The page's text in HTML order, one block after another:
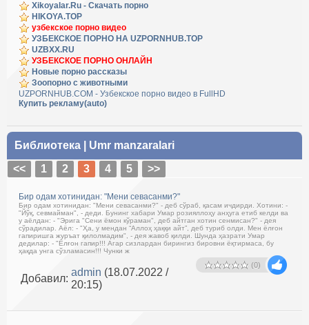
Xikoyalar.Ru - Скачать порно
HIKOYA.TOP
узбекское порно видео
УЗБЕКСКОЕ ПОРНО НА UZPORNHUB.TOP
UZBXX.RU
УЗБЕКСКОЕ ПОРНО ОНЛАЙН
Новые порно рассказы
Зоопорно с животными
UZPORNHUB.COM - Узбекское порно видео в FullHD
Купить рекламу(auto)
Библиотека
Umr manzaralari
<<
1 2 3 4 5 >>
Бир одам хотинидан: "Мени севасанми?"
Бир одам хотинидан: "Мени севасанми?" - деб сўраб, қасам ичдирди. Хотини: -
"Йўқ, севмайман", - деди. Бунинг хабари Умар розияллоҳу анҳуга етиб келди ва
у аёлдан: - "Эрига "Сени ёмон кўраман", деб айтган хотин сенмисан?" - дея
сўрадилар. Аёл: - "Ҳа, у мендан “Аллоҳ ҳаққи айт”, деб туриб олди. Мен ёлғон
гапиришга журъат қилолмадим", - дея жавоб қилди. Шунда ҳазрати Умар
дедилар: - "Ёлғон гапир!!! Агар сизлардан бирингиз бировни ёқтирмаса, бу
ҳақда унга сўзламасин!!! Чунки ж
(0)
Добавил:
admin (18.07.2022 /
20:15)